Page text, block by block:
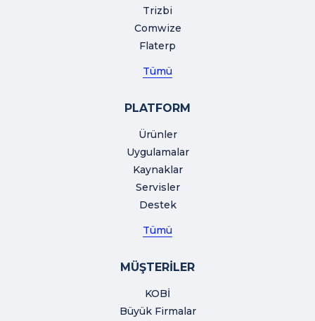
Trizbi
Comwize
Flaterp
Tümü
PLATFORM
Ürünler
Uygulamalar
Kaynaklar
Servisler
Destek
Tümü
MÜŞTERİLER
KOBİ
Büyük Firmalar